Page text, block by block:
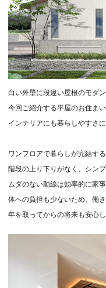
白い外壁に段違い屋根のモダ
今回ご紹介する平屋のお住ま
インテリアにも暮らしやすさ
ワンフロアで暮らしが完結す
階段の上り下りがなく、シン
ムダのない動線は効率的に家
体への負担も少ないため、働
年を取ってからの将来も安心